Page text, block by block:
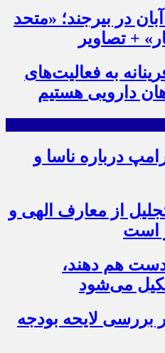
راهپیمایی باشکوه ۱۳ آبان در بیرجند؛ «متحد
+ تصاویر
به فعالیت‌های
دارویی هستیم
درباره ناسا و
از معارف الهی و
است
هم دهند،
می‌شود
لایحه بودجه